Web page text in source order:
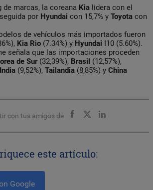
de marcas, la coreana Kia lidera con el
por Hyundai con 15,7% y Toyota con
de vehículos más importados fueron
Kia Rio (7.34%) y Hyundai I10 (5.60%).
señala que las importaciones proceden
de Sur(32,39%), Brasil (12,57%),
India (9,52%), Tailandia (8,85%) y China
con tus amigos de
este artículo:
Google